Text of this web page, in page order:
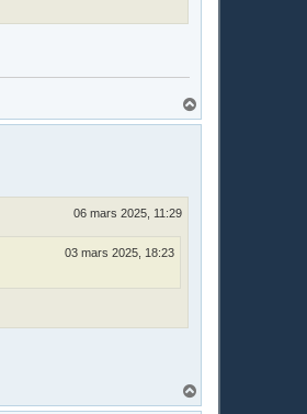
a
06 mars 2025, 11:29
03 mars 2025, 18:23
a